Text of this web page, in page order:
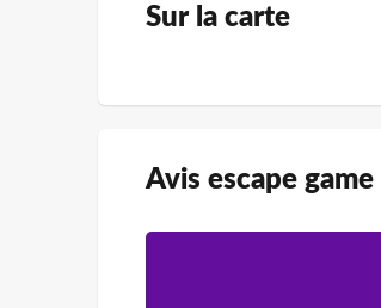
Sur la carte
Avis escape